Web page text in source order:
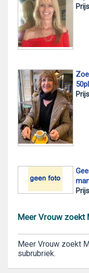
Meer Vrouw zoekt
Meer Vrouw zoekt
subrubriek.